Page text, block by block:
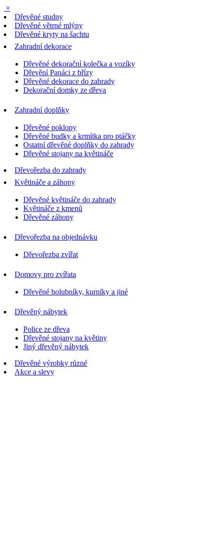
×
Dřevěné studny
Dřevěné větrné mlýny
Dřevěné kryty na šachtu
Zahradní dekorace
Dřevěné dekorační kolečka a vozíky
Dřevění Panáci z břízy
Dřevěné dekorace do zahrady
Dekorační domky ze dřeva
Zahradní doplňky
Dřevěné poklopy
Dřevěné budky a krmítka pro ptáčky
Ostatní dřevěné doplňky do zahrady
Dřevěné stojany na květináče
Dřevořezba do zahrady
Květináče a záhony
Dřevěné květináče do zahrady
Květináče z kmenů
Dřevěné záhony
Dřevořezba na objednávku
Dřevořezba zvířat
Domovy pro zvířata
Dřevěné holubníky, kurníky a jiné
Dřevěný nábytek
Police ze dřeva
Dřevěné stojany na květiny
Jiný dřevěný nábytek
Dřevěné výrobky různé
Akce a slevy